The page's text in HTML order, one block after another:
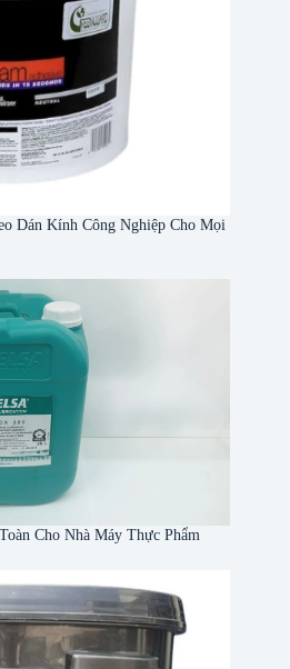
Dán Kính Công Nghiệp Cho Mọi
Cho Nhà Máy Thực Phẩm